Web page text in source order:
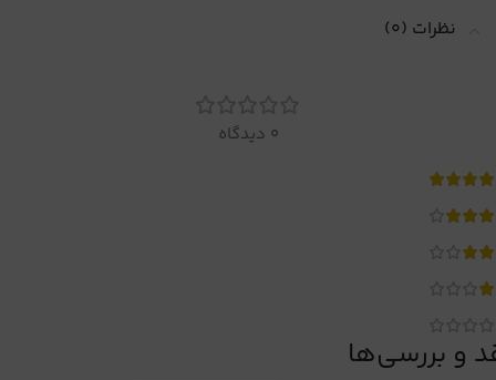
نظرات (0)
0 دیدگاه
و بررسی‌ها